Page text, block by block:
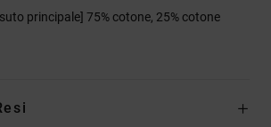
principale] 75% cotone, 25% cotone